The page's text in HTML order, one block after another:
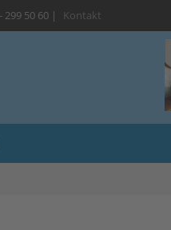
299 50 60 | Kontakt